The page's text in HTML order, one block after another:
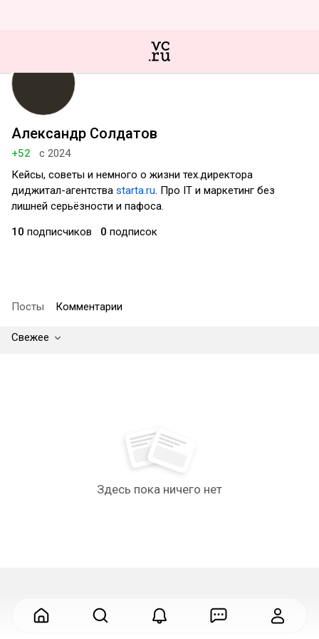
Александр Солдатов
+52
с 2024
Кейсы, советы и немного о жизни тех.директора
диджитал-агентства starta.ru. Про IT и маркетинг без
лишней серьёзности и пафоса.
10 подписчиков 0 подписок
Посты Комментарии
Свежее
Здесь пока ничего нет